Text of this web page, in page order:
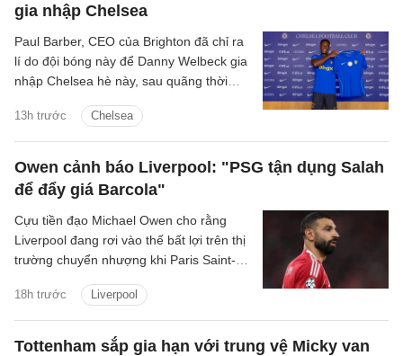
gia nhập Chelsea
13h trước Chelsea
Paul Barber, CEO của Brighton đã chỉ ra
lí do đội bóng này để Danny Welbeck gia
nhập Chelsea hè này, sau quãng thời
Owen cảnh báo Liverpool: "PSG tận dụng Salah
để đẩy giá Barcola"
18h trước Liverpool
Cựu tiền đạo Michael Owen cho rằng
Liverpool đang rơi vào thế bất lợi trên thị
trường chuyển nhượng khi Paris Saint-
người thay Mohamed Salah để đẩy giá
Bradley Barcola lên mức rất cao.
Tottenham sắp gia hạn với trung vệ Micky van